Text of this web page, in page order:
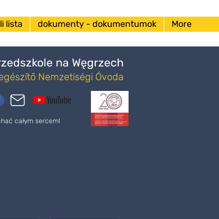
lista dokumenty - dokumentumok More
całym sercem!
na Węgrzech
Nemzetiségi Óvoda